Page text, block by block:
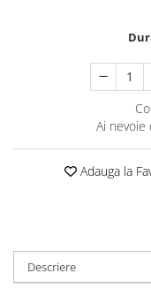
https://
cauciucuri-bicicleta
Cauciuc tubeless cu
Accesorii
Camere moto
Anvelope ATV
Ai nevoie
Adauga la
Descriere